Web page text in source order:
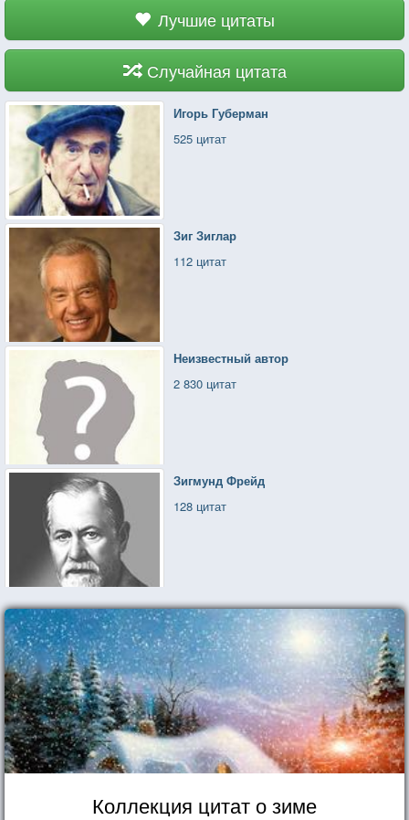
Лучшие цитаты
Случайная цитата
Игорь Губерман
525 цитат
Зиг Зиглар
112 цитат
Неизвестный автор
2 830 цитат
Зигмунд Фрейд
128 цитат
Коллекция цитат о зиме